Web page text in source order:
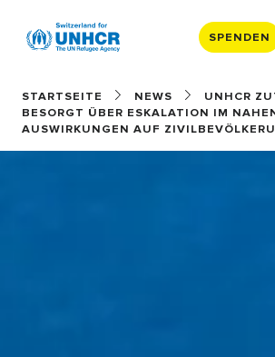
SPENDEN
STARTSEITE NEWS
UNHCR
BESORGT ÜBER ESKALATION IM
AUSWIRKUNGEN AUF